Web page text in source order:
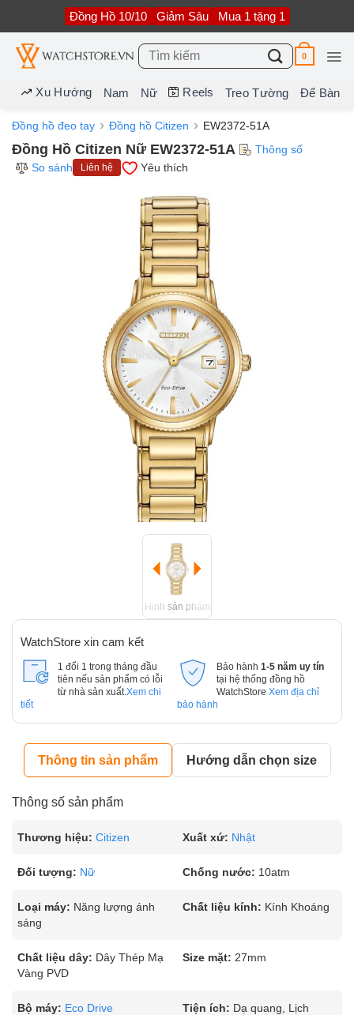
nội
dung
Đồng Hồ 10/10 Giảm Sâu Mua 1 tặng 1
Tìm
kiếm:
0
Xu Hướng Nam Nữ Reels Treo Tường Để Bàn
Đồng hồ đeo tay Đồng hồ Citizen EW2372-51A
Đồng Hồ Citizen Nữ EW2372-51A
Thông số
So sánh
Liên hệ Yêu thích
Hình sản phẩm
WatchStore xin cam kết
1 đổi 1 trong tháng đầu
tiên nếu sản phẩm có lỗi
từ nhà sản xuất. Xem chi
tiết
Bảo hành 1-5 năm uy tín
tại hệ thống đồng hồ
WatchStore Xem địa chỉ
bảo hành
Thông tin sản phẩm Hướng dẫn chọn size
Thông số sản phẩm
Thương hiệu: Citizen Xuất xứ: Nhật
Đối tượng: Nữ Chống nước: 10atm
Loại máy: Năng lượng ánh
sáng
Chất liệu kính: Kính Khoáng
Chất liệu dây: Dây Thép Mạ
Vàng PVD
Size mặt: 27mm
Bộ máy: Eco Drive Tiện ích: Dạ quang, Lịch